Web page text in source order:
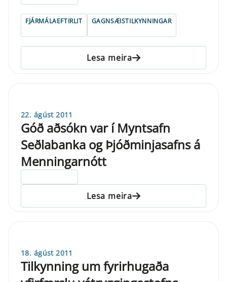
FJÁRMÁLAEFTIRLIT GAGNSÆISTILKYNNINGAR
Lesa meira
22. ágúst 2011
Góð aðsókn var í Myntsafn
Seðlabanka og Þjóðminjasafns á
Menningarnótt
Lesa meira
18. ágúst 2011
Tilkynning um fyrirhugaða